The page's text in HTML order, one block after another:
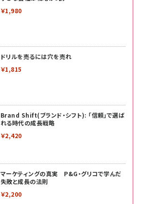
￥1,980
ドリルを売るには穴を売れ
￥1,815
Brand Shift(ブランド・シフト): 「信頼」で選ば
れる時代の成長戦略
￥2,420
マーケティングの真実 P&G・グリコで学んだ
失敗と成長の法則
￥2,200